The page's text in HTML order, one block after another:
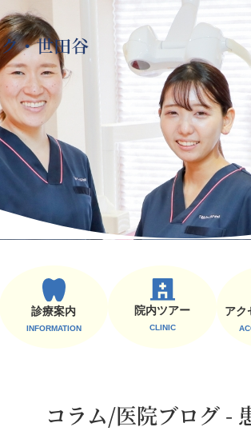
診療案内 院内ツアー アク
コラム/医院ブログ -